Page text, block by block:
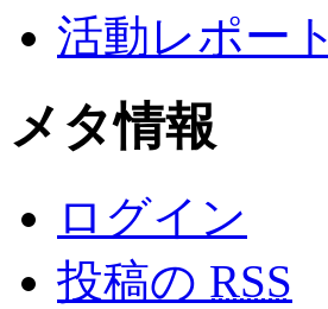
活動レポート
メタ情報
ログイン
投稿の RSS